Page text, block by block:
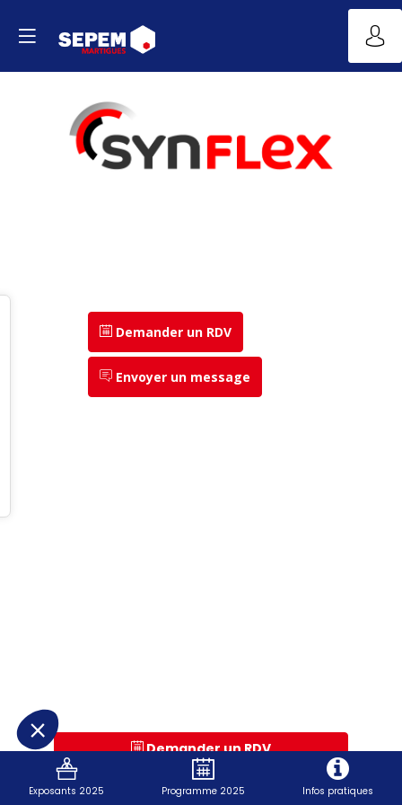
Demander un RDV
Envoyer un message
Demander un RDV
Envoyer un message
Exposants 2025 Programme 2025 Infos pratiques